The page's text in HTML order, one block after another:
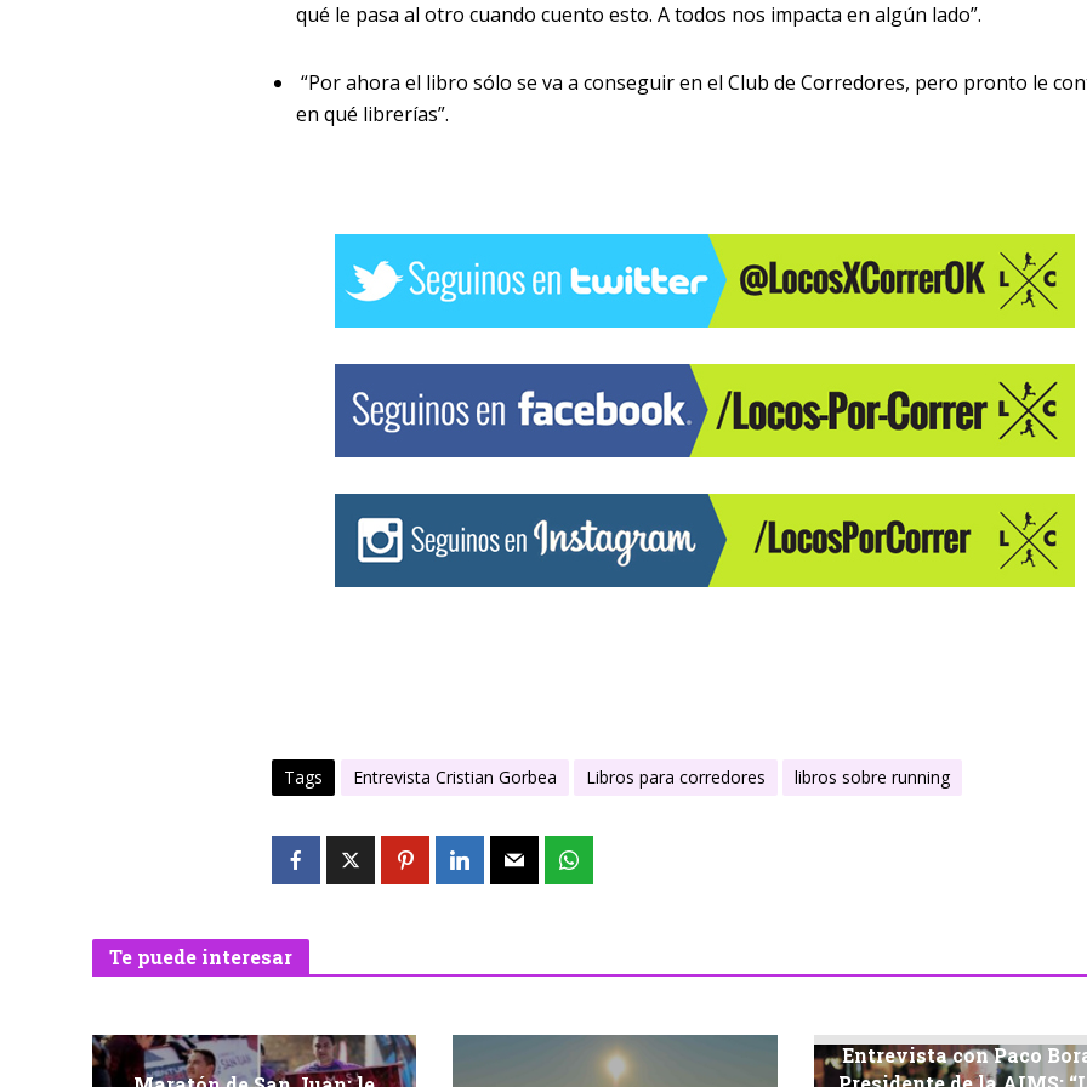
qué le pasa al otro cuando cuento esto. A todos nos impacta en algún lado”.
“Por ahora el libro sólo se va a conseguir en el Club de Corredores, pero pronto le
en qué librerías”.
Tags Entrevista Cristian Gorbea Libros para corredores libros sobre running
Te puede interesar
Entrevista con Paco